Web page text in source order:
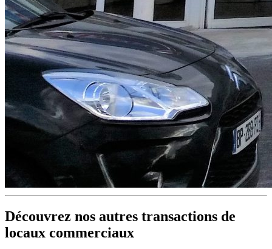
Découvrez nos autres transactions de
locaux commerciaux